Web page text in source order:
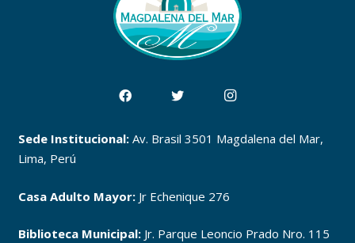
Sede Institucional:Av. Brasil 3501 Magdalena del Mar,
Lima, Perú
Casa Adulto Mayor:Jr Echenique 276
Biblioteca Municipal:Jr. Parque Leoncio Prado Nro. 115